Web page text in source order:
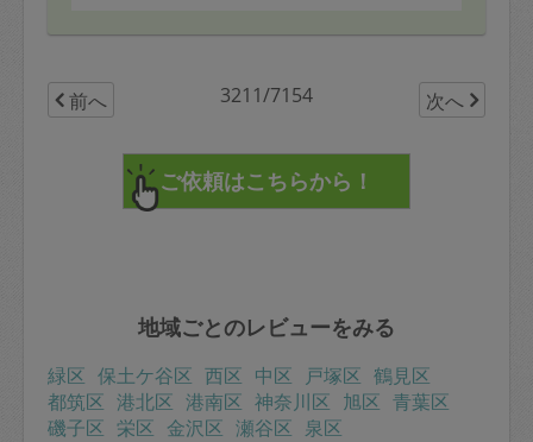
前へ 3211/7154 次へ
地域ごとのレビューをみる
緑区 保土ケ谷区 西区 中区 戸塚区 鶴見区
都筑区 港北区 港南区 神奈川区 旭区 青葉区
磯子区 栄区 金沢区 瀬谷区 泉区